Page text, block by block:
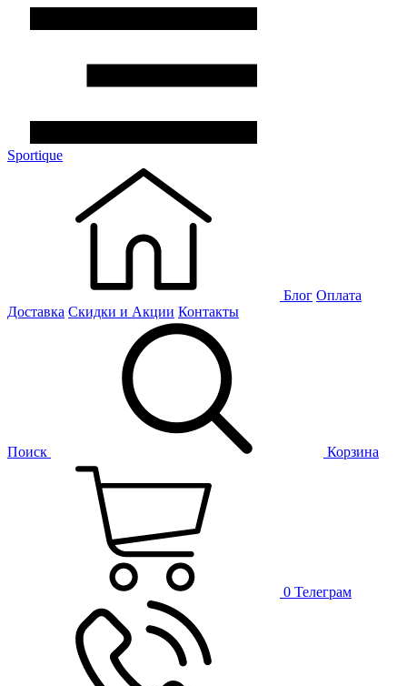
Sportique
Блог Оплата
Доставка Скидки и Акции Контакты
Поиск Корзина
0 Телеграм